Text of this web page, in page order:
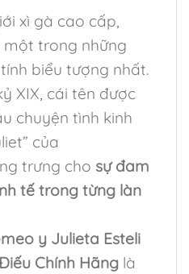
xì gà cao cấp,
một trong những
biểu tượng nhất.
XIX, cái tên được
chuyện tình kinh
của
trưng cho sự đam
tế trong từng làn
y Julieta Esteli
Chính Hãng là